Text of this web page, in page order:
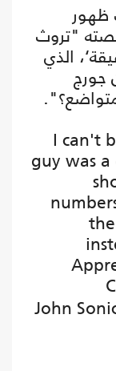
ظهور
"تروث
"لماذا يعرض ’60 دقيقة‘، الذي
جورج
I can't
guy was